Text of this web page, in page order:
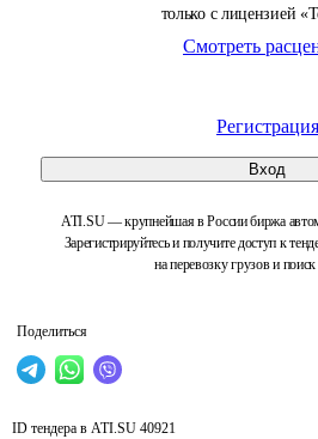
только с лицензией
Смотреть
Регистрация
Вход
ATI.SU — крупнейшая в России биржа
Зарегистрируйтесь и получите доступ к
на перевозку грузов и поиск
Поделиться
ID тендера в ATI.SU 40921